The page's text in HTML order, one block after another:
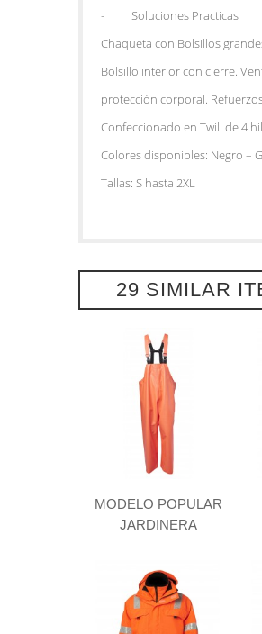
- Soluciones Practicas
Chaqueta con Bolsillos
Bolsillo interior con cierre.
protección corporal.
Confeccionado en Twill de 4
Colores disponibles: Negro –
Tallas: S hasta 2XL
29 SIMILAR
MODELO POPULAR
JARDINERA